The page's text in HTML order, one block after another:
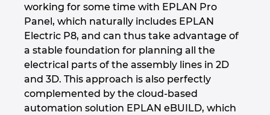
working for some time with EPLAN Pro
Panel, which naturally includes EPLAN
Electric P8, and can thus take advantage of
a stable foundation for planning all the
electrical parts of the assembly lines in 2D
and 3D. This approach is also perfectly
complemented by the cloud-based
automation solution EPLAN eBUILD, which